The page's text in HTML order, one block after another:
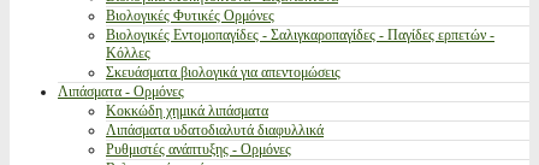
Βιολογικές Φυτικές Ορμόνες
Βιολογικές Εντομοπαγίδες - Σαλιγκαροπαγίδες - Παγίδες ερπετών -
Κόλλες
Σκευάσματα βιολογικά για απεντομώσεις
Λιπάσματα - Ορμόνες
Κοκκώδη χημικά λιπάσματα
Λιπάσματα υδατοδιαλυτά διαφυλλικά
Ρυθμιστές ανάπτυξης - Ορμόνες